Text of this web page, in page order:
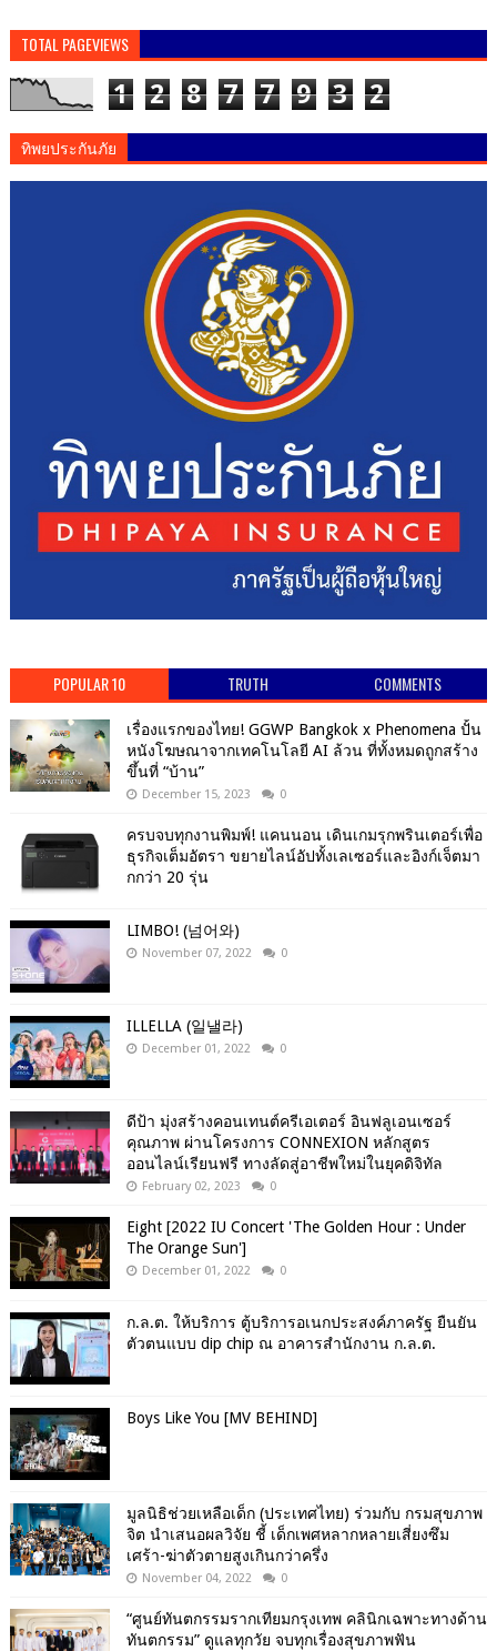
TOTAL PAGEVIEWS
1 2 8 7 7 9 3 2
ทิพยประกันภัย
POPULAR 10 TRUTH COMMENTS
เรื่องแรกของไทย! GGWP Bangkok x Phenomena ปั้น
หนังโฆษณาจากเทคโนโลยี AI ล้วน ที่ทั้งหมดถูกสร้าง
ขึ้นที่ “บ้าน”
December 15, 2023 0
ครบจบทุกงานพิมพ์! แคนนอน เดินเกมรุกพรินเตอร์เพื่อ
ธุรกิจเต็มอัตรา ขยายไลน์อัปทั้งเลเซอร์และอิงก์เจ็ตมา
กกว่า 20 รุ่น
LIMBO! (넘어와)
November 07, 2022 0
ILLELLA (일낼라)
December 01, 2022 0
ดีป้า มุ่งสร้างคอนเทนต์ครีเอเตอร์ อินฟลูเอนเซอร์
คุณภาพ ผ่านโครงการ CONNEXION หลักสูตร
ออนไลน์เรียนฟรี ทางลัดสู่อาชีพใหม่ในยุคดิจิทัล
February 02, 2023 0
Eight [2022 IU Concert 'The Golden Hour : Under
The Orange Sun']
December 01, 2022 0
ก.ล.ต. ให้บริการ ตู้บริการอเนกประสงค์ภาครัฐ ยืนยัน
ตัวตนแบบ dip chip ณ อาคารสำนักงาน ก.ล.ต.
Boys Like You [MV BEHIND]
มูลนิธิช่วยเหลือเด็ก (ประเทศไทย) ร่วมกับ กรมสุขภาพ
จิต นำเสนอผลวิจัย ชี้ เด็กเพศหลากหลายเสี่ยงซึม
เศร้า-ฆ่าตัวตายสูงเกินกว่าครึ่ง
November 04, 2022 0
“ศูนย์ทันตกรรมรากเทียมกรุงเทพ คลินิกเฉพาะทางด้าน
ทันตกรรม” ดูแลทุกวัย จบทุกเรื่องสุขภาพฟัน